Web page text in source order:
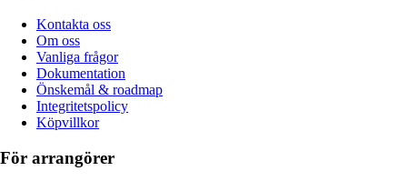
Kontakta oss
Om oss
Vanliga frågor
Dokumentation
Önskemål & roadmap
Integritetspolicy
Köpvillkor
För arrangörer